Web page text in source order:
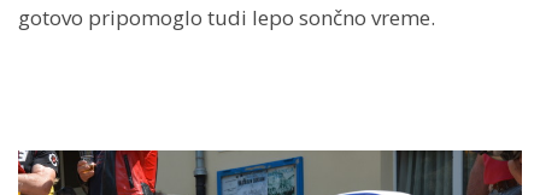
gotovo pripomoglo tudi lepo sončno vreme.